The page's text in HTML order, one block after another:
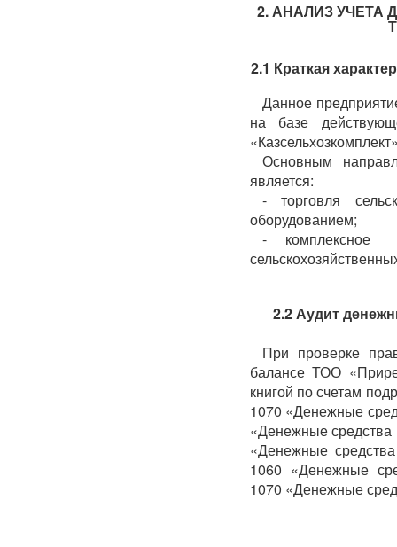
2. АНАЛИЗ
2.1 Краткая
Данное
на базе
Основным
является:
- торговля
оборудованием;
-
2.2 Аудит
При проверке
балансе ТОО
книгой по счетам
1070 «Денежные
«Денежные средства
«Денежные
1060 «Денежные
1070 «Денежные